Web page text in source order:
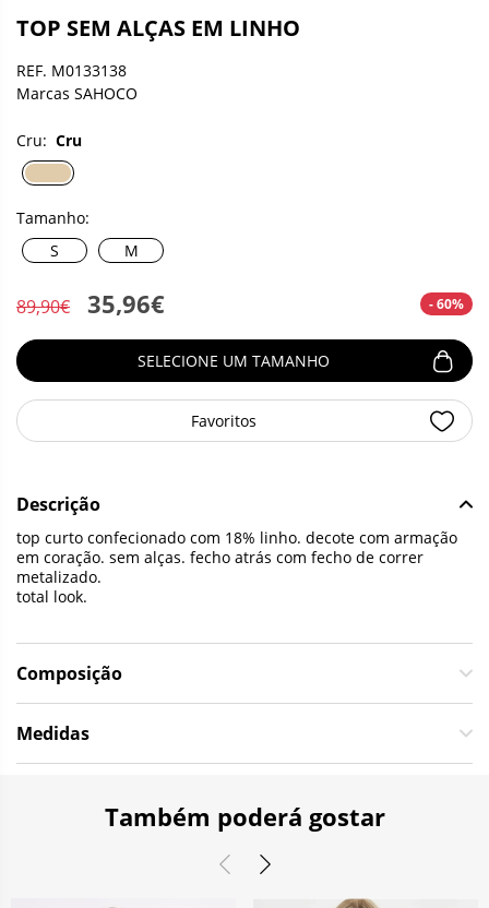
TOP SEM ALÇAS EM LINHO
REF. M0133138
Marcas SAHOCO
Cru: Cru
Tamanho:
S
M
89,90€ 35,96€ - 60%
SELECIONE UM TAMANHO
Favoritos
Descrição
top curto confecionado com 18% linho. decote com armação
em coração. sem alças. fecho atrás com fecho de correr
metalizado.
total look.
Composição
Medidas
Também poderá gostar